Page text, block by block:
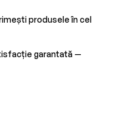
produsele în cel
garantată —